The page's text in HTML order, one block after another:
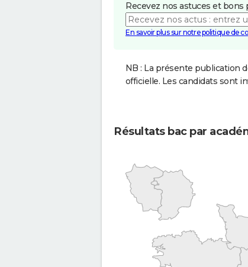
Recevez nos astuces et
En savoir plus sur notre politique de
NB : La présente publication
officielle. Les candidats sont
Résultats bac par